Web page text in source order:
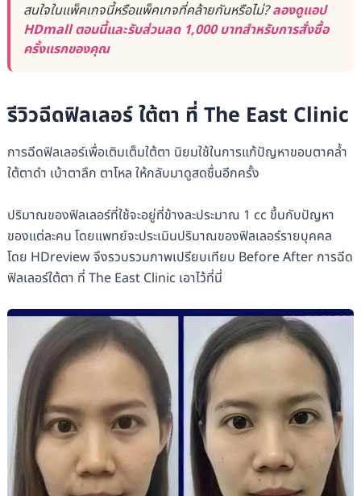
สนใจในแพ็คเกจนี้หรือแพ็คเกจที่คล้ายกันหรือไม่?ลองดูแอป
HDmall ตอนนี้และรับส่วนลด 1,000 บาทสำหรับการสั่งซื้อ
ครั้งแรกของคุณ
รีวิวฉีดฟิลเลอร์ ใต้ตา ที่ The East Clinic
การฉีดฟิลเลอร์เพื่อเติมเต็มใต้ตา นิยมใช้ในการแก้ปัญหาขอบตาคล้ำ
ใต้ตาดำ เบ้าตาลึก ตาโหล ให้กลับมาดูสดชื่นอีกครั้ง
ปริมาณของฟิลเลอร์ที่ใช้จะอยู่ที่ข้างละประมาณ 1 cc ขึ้นกับปัญหา
ของแต่ละคน โดยแพทย์จะประเมินปริมาณของฟิลเลอร์รายบุคคล
โดย HDreview จึงรวบรวมภาพเปรียบเทียบ Before After การฉีด
ฟิลเลอร์ใต้ตา ที่ The East Clinic เอาไว้ที่นี่